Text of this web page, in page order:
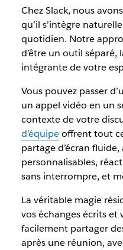
Chez Slack, nous
qu’il s’intègre
quotidien. Notre
d’être un outil
intégrante de votre
Vous pouvez passer
un appel vidéo en un
contexte de votre
d’équipeoffrent tout
partage d’écran
personnalisables,
sans interrompre, et
La véritable magie
vos échanges écrits et
facilement partager
après une réunion,